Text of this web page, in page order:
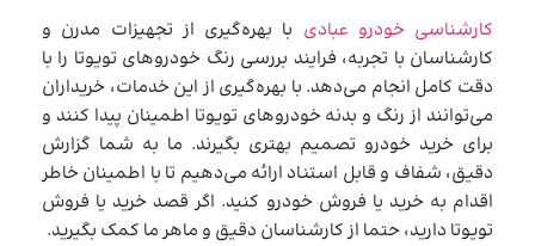
کارشناسی خودرو عبادی با بهره‌گیری از تجهیزات مدرن و
کارشناسان با تجربه، فرایند بررسی رنگ خودروهای تویوتا را با
دقت کامل انجام می‌دهد. با بهره‌گیری از این خدمات، خریداران
می‌توانند از رنگ و بدنه خودروهای تویوتا اطمینان پیدا کنند و
برای خرید خودرو تصمیم بهتری بگیرند. ما به شما گزارش
دقیق، شفاف و قابل استناد ارائه می‌دهیم تا با اطمینان خاطر
اقدام به خرید یا فروش خودرو کنید. اگر قصد خرید یا فروش
تویوتا دارید، حتما از کارشناسان دقیق و ماهر ما کمک بگیرید.